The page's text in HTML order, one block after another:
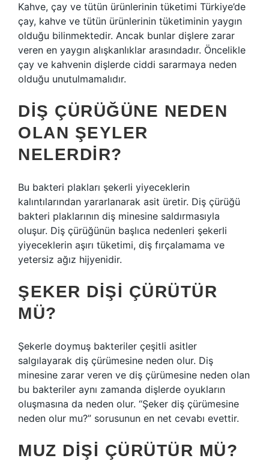
Kahve, çay ve tütün ürünlerinin tüketimi Türkiye’de
çay, kahve ve tütün ürünlerinin tüketiminin yaygın
olduğu bilinmektedir. Ancak bunlar dişlere zarar
veren en yaygın alışkanlıklar arasındadır. Öncelikle
çay ve kahvenin dişlerde ciddi sararmaya neden
olduğu unutulmamalıdır.
DIŞ ÇÜRÜĞÜNE NEDEN
OLAN ŞEYLER
NELERDIR?
Bu bakteri plakları şekerli yiyeceklerin
kalıntılarından yararlanarak asit üretir. Diş çürüğü
bakteri plaklarının diş minesine saldırmasıyla
oluşur. Diş çürüğünün başlıca nedenleri şekerli
yiyeceklerin aşırı tüketimi, diş fırçalamama ve
yetersiz ağız hijyenidir.
ŞEKER DIŞI ÇÜRÜTÜR
MÜ?
Şekerle doymuş bakteriler çeşitli asitler
salgılayarak diş çürümesine neden olur. Diş
minesine zarar veren ve diş çürümesine neden olan
bu bakteriler aynı zamanda dişlerde oyukların
oluşmasına da neden olur. “Şeker diş çürümesine
neden olur mu?” sorusunun en net cevabı evettir.
MUZ DIŞI ÇÜRÜTÜR MÜ?